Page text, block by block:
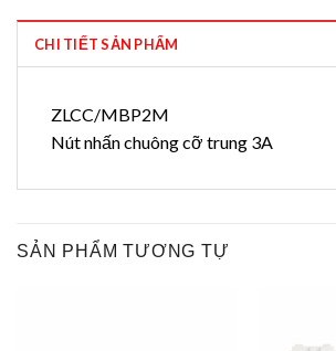
CHI TIẾT SẢN PHẨM
ZLCC/MBP2M
Nút nhấn chuông cỡ trung 3A
SẢN PHẨM TƯƠNG TỰ